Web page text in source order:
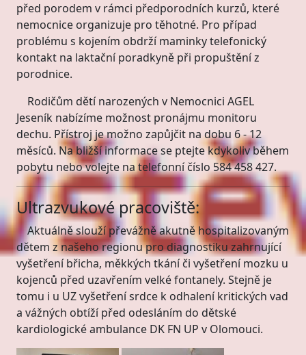
před porodem v rámci předporodních kurzů, které
nemocnice organizuje pro těhotné. Pro případ
problému s kojením obdrží maminky telefonický
kontakt na laktační poradkyně při propuštění z
porodnice.
Rodičům dětí narozených v Nemocnici AGEL
Jeseník nabízíme možnost pronájmu monitoru
dechu. Přístroj je možno zapůjčit na dobu 6 - 12
měsíců. Na bližší informace se ptejte kdykoliv během
pobytu nebo volejte na telefonní číslo 584 458 427.
Ultrazvukové pracoviště:
Aktuálně slouží převážně akutně hospitalizovaným
dětem z našeho regionu pro diagnostiku zahrnující
vyšetření břicha, měkkých tkání či vyšetření mozku u
kojenců před uzavřením velké fontanely. Stejně je
tomu i u UZ vyšetření srdce k odhalení kritických vad
a vážných obtíží před odesláním do dětské
kardiologické ambulance DK FN UP v Olomouci.